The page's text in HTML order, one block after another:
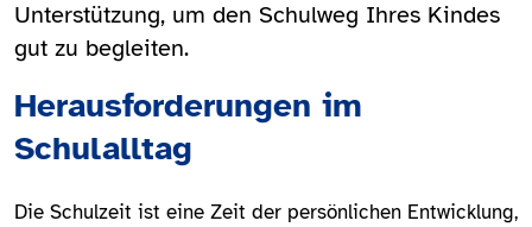
Unterstützung, um den Schulweg Ihres Kindes
gut zu begleiten.
Herausforderungen im
Schulalltag
Die Schulzeit ist eine Zeit der persönlichen Entwicklung,